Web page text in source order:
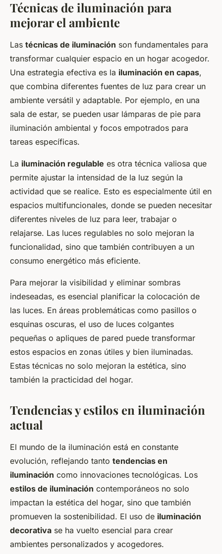
Técnicas de iluminación para
mejorar el ambiente
Las técnicas de iluminación son fundamentales para
transformar cualquier espacio en un hogar acogedor.
Una estrategia efectiva es la iluminación en capas,
que combina diferentes fuentes de luz para crear un
ambiente versátil y adaptable. Por ejemplo, en una
sala de estar, se pueden usar lámparas de pie para
iluminación ambiental y focos empotrados para
tareas específicas.
La iluminación regulable es otra técnica valiosa que
permite ajustar la intensidad de la luz según la
actividad que se realice. Esto es especialmente útil en
espacios multifuncionales, donde se pueden necesitar
diferentes niveles de luz para leer, trabajar o
relajarse. Las luces regulables no solo mejoran la
funcionalidad, sino que también contribuyen a un
consumo energético más eficiente.
Para mejorar la visibilidad y eliminar sombras
indeseadas, es esencial planificar la colocación de
las luces. En áreas problemáticas como pasillos o
esquinas oscuras, el uso de luces colgantes
pequeñas o apliques de pared puede transformar
estos espacios en zonas útiles y bien iluminadas.
Estas técnicas no solo mejoran la estética, sino
también la practicidad del hogar.
Tendencias y estilos en iluminación
actual
El mundo de la iluminación está en constante
evolución, reflejando tanto tendencias en
iluminación como innovaciones tecnológicas. Los
estilos de iluminación contemporáneos no solo
impactan la estética del hogar, sino que también
promueven la sostenibilidad. El uso de iluminación
decorativa se ha vuelto esencial para crear
ambientes personalizados y acogedores.